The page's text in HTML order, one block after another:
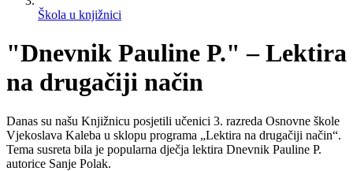
Škola u knjižnici
"Dnevnik Pauline P." – Lektira
na drugačiji način
Danas su našu Knjižnicu posjetili učenici 3. razreda Osnovne škole
Vjekoslava Kaleba u sklopu programa „Lektira na drugačiji način“.
Tema susreta bila je popularna dječja lektira Dnevnik Pauline P.
autorice Sanje Polak.